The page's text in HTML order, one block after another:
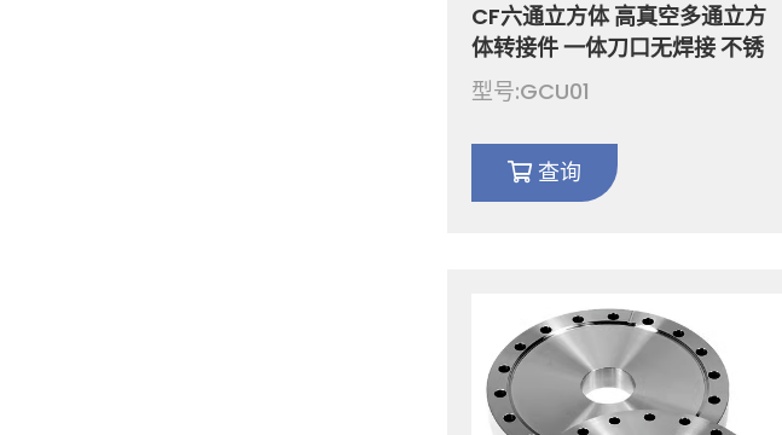
CF六通立方体 高真空多通立方
体转接件 一体刀口无焊接 不锈
钢四方六通 SS304 SS316L方形
方体腔体 适用于真空半导体用法
兰连接件 CF16-200
型号:GCU01
查询